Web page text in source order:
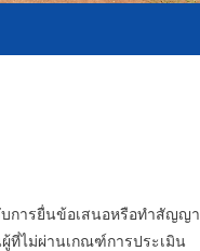
รยื่นข้อเสนอหรือทำสัญญา
ผู้ที่ไม่ผ่านเกณฑ์การประเมิน